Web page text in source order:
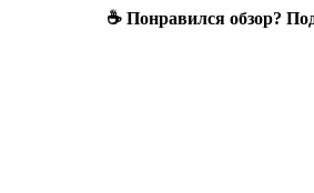
☕ Понравился обзор?